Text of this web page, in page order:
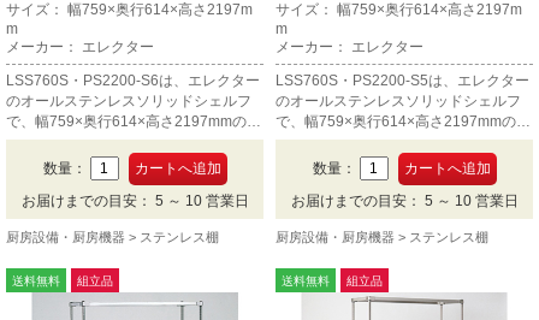
サイズ： 幅759×奥行614×高さ2197m
m
メーカー： エレクター
LSS760S・PS2200-S6は、エレクター
のオールステンレスソリッドシェルフ
で、幅759×奥行614×高さ2197mmの6
段です。
数量：
お届けまでの目安： 5 ～ 10 営業日
厨房設備・厨房機器 ステンレス棚
サイズ： 幅759×奥行614×高さ2197m
m
メーカー： エレクター
LSS760S・PS2200-S5は、エレクター
のオールステンレスソリッドシェルフ
で、幅759×奥行614×高さ2197mmの5
段です。
数量：
お届けまでの目安： 5 ～ 10 営業日
厨房設備・厨房機器 ステンレス棚
送料無料 組立品 送料無料 組立品